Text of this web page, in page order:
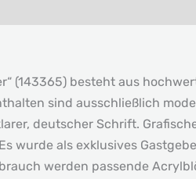
(143365) besteht aus
sind ausschließlich
deutscher Schrift.
wurde als exklusives
werden passende